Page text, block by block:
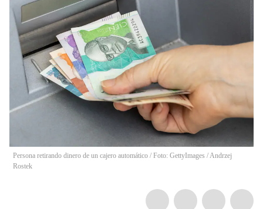
Persona retirando dinero de un cajero automático / Foto: GettyImages /Andrzej
Rostek